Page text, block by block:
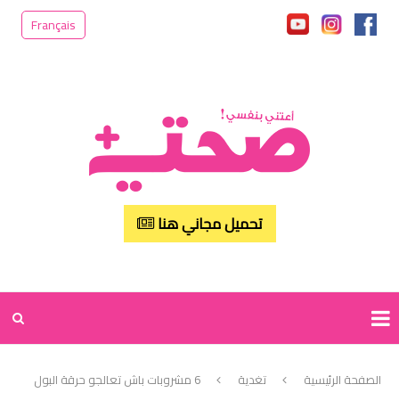
Français
تحميل مجاني هنا
الصفحة الرئيسية تغدية 6 مشروبات باش تعالجو حرقة البول